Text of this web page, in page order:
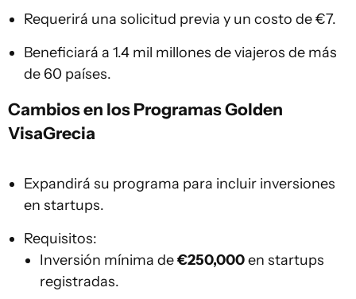
Requerirá una solicitud previa y un costo de €7.
Beneficiará a 1.4 mil millones de viajeros de más
de 60 países.
Cambios en los Programas Golden
VisaGrecia
Expandirá su programa para incluir inversiones
en startups.
Requisitos:
Inversión mínima de€250,000en startups
registradas.